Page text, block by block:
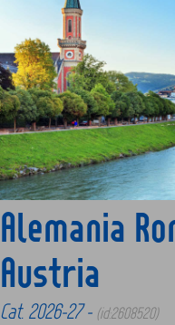
Alemania
Austria
Cat. 2026-27 - (id:2608520)